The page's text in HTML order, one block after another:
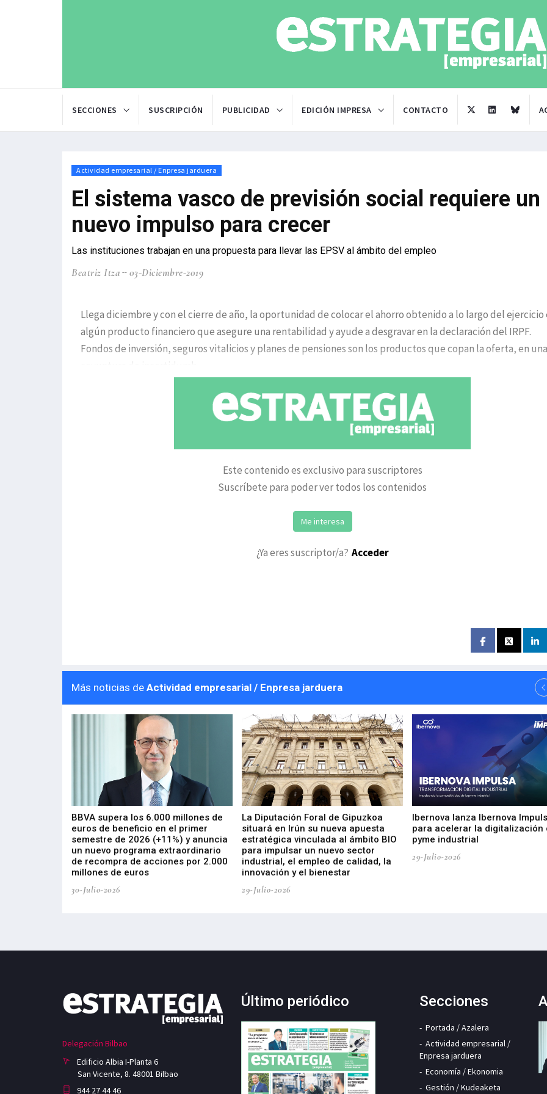
SECCIONES SUSCRIPCIÓN PUBLICIDAD EDICIÓN IMPRESA CONTACTO
Actividad empresarial / Enpresa jarduera
El sistema vasco de previsión social requiere un
nuevo impulso para crecer
Las instituciones trabajan en una propuesta para llevar las EPSV al ámbito del empleo
Beatriz Itza 03-Diciembre-2019
Llega diciembre y con el cierre de año, la oportunidad de colocar el ahorro obtenido a lo largo del ejercicio
algún producto financiero que asegure una rentabilidad y ayude a desgravar en la declaración del IRPF.
Fondos de inversión, seguros vitalicios y planes de pensiones son los productos que copan la oferta, en una
coyuntura de incertidumb
Este contenido es exclusivo para suscriptores
Suscríbete para poder ver todos los contenidos
Me interesa
¿Ya eres suscriptor/a? Acceder
Más noticias de Actividad empresarial / Enpresa jarduera
BBVA supera los 6.000 millones de
euros de beneficio en el primer
semestre de 2026 (+11%) y anuncia
un nuevo programa extraordinario
de recompra de acciones por 2.000
millones de euros
30-Julio-2026
La Diputación Foral de Gipuzkoa
situará en Irún su nueva apuesta
estratégica vinculada al ámbito BIO
para impulsar un nuevo sector
industrial, el empleo de calidad, la
innovación y el bienestar
29-Julio-2026
Ibernova lanza Ibernova
para acelerar la digitalización
pyme industrial
29-Julio-2026
Delegación Bilbao
Edificio Albia I-Planta 6
San Vicente, 8. 48001 Bilbao
944 27 44 46
Último periódico Secciones
Portada / Azalera
Actividad empresarial /
Enpresa jarduera
Economía / Ekonomia
Gestión / Kudeaketa